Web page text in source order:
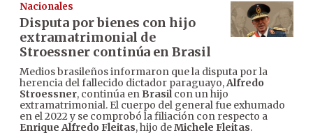
Nacionales
Disputa por bienes con hijo
extramatrimonial de
Stroessner continúa en Brasil
Medios brasileños informaron que la disputa por la
herencia del fallecido dictador paraguayo,Alfredo
Stroessner, continúa en Brasilcon un hijo
extramatrimonial. El cuerpo del general fue exhumado
en el 2022 y se comprobó la filiación con respecto a
Enrique Alfredo Fleitas, hijo deMichele Fleitas.